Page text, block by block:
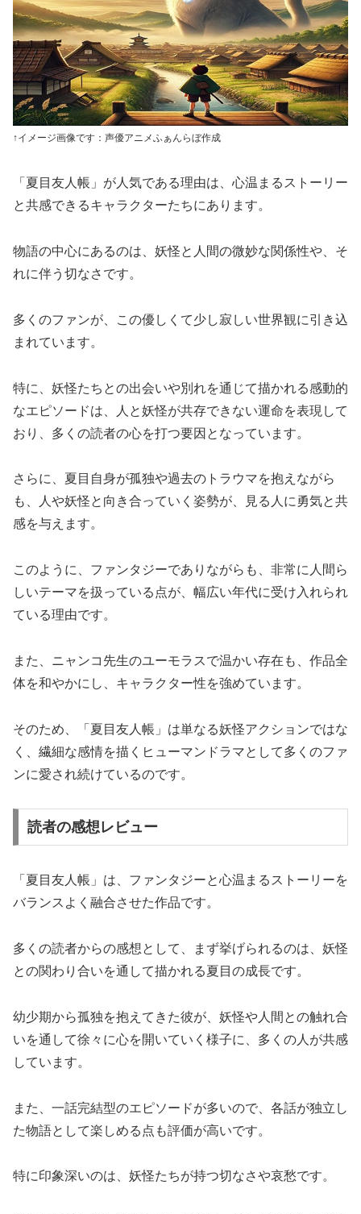
↑イメージ画像です：声優アニメふぁんらぼ作成
「夏目友人帳」が人気である理由は、心温まるストーリー
と共感できるキャラクターたちにあります。
物語の中心にあるのは、妖怪と人間の微妙な関係性や、そ
れに伴う切なさです。
多くのファンが、この優しくて少し寂しい世界観に引き込
まれています。
特に、妖怪たちとの出会いや別れを通じて描かれる感動的
なエピソードは、人と妖怪が共存できない運命を表現して
おり、多くの読者の心を打つ要因となっています。
さらに、夏目自身が孤独や過去のトラウマを抱えながら
も、人や妖怪と向き合っていく姿勢が、見る人に勇気と共
感を与えます。
このように、ファンタジーでありながらも、非常に人間ら
しいテーマを扱っている点が、幅広い年代に受け入れられ
ている理由です。
また、ニャンコ先生のユーモラスで温かい存在も、作品全
体を和やかにし、キャラクター性を強めています。
そのため、「夏目友人帳」は単なる妖怪アクションではな
く、繊細な感情を描くヒューマンドラマとして多くのファ
ンに愛され続けているのです。
読者の感想レビュー
「夏目友人帳」は、ファンタジーと心温まるストーリーを
バランスよく融合させた作品です。
多くの読者からの感想として、まず挙げられるのは、妖怪
との関わり合いを通して描かれる夏目の成長です。
幼少期から孤独を抱えてきた彼が、妖怪や人間との触れ合
いを通して徐々に心を開いていく様子に、多くの人が共感
しています。
また、一話完結型のエピソードが多いので、各話が独立し
た物語として楽しめる点も評価が高いです。
特に印象深いのは、妖怪たちが持つ切なさや哀愁です。